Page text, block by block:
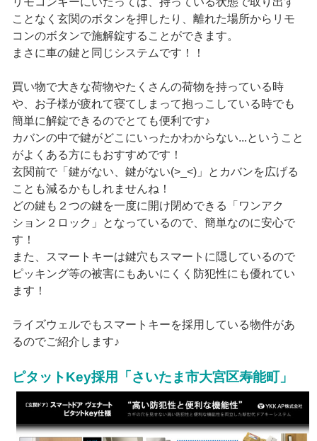
ことなく玄関のボタンを押したり、離れた場所からリモ
コンのボタンで施解錠することができます。
まさに車の鍵と同じシステムです！！
買い物で大きな荷物やたくさんの荷物を持っている時
や、お子様が疲れて寝てしまって抱っこしている時でも
簡単に解錠できるのでとても便利です♪
カバンの中で鍵がどこにいったかわからない...ということ
がよくある方にもおすすめです！
玄関前で「鍵がない、鍵がない(>_<)」とカバンを広げる
ことも減るかもしれませんね！
どの鍵も２つの鍵を一度に開け閉めできる「ワンアク
ション２ロック」となっているので、簡単なのに安心で
す！
また、スマートキーは鍵穴もスマートに隠しているので
ピッキング等の被害にもあいにくく防犯性にも優れてい
ます！
ライズウェルでもスマートキーを採用している物件があ
るのでご紹介します♪
ピタットKey採用「さいたま市大宮区寿能町」